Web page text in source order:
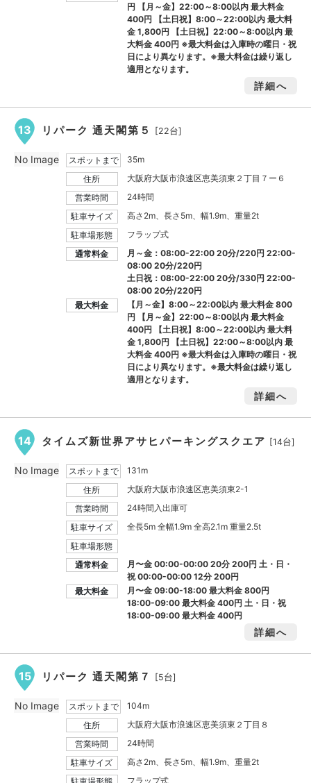
円
【月～金】22:00～8:00以内 最大料金
400円
【土日祝】8:00～22:00以内 最大料
金1,800円
【土日祝】22:00～8:00以内 最
大料金400円 ※最大料金は入庫時の曜日・祝
日により異なります。※最大料金は繰り返し
適用となります。
詳細へ
13 リパーク 通天閣第５ [22台]
スポットまで
35m
住所
大阪府大阪市浪速区恵美須東２丁目７ー６
営業時間
24時間
駐車サイズ
高さ2m、長さ5m、幅1.9m、重量2t
駐車場形態
フラップ式
通常料金
月～金：08:00-22:00 20分/220円 22:00-
08:00 20分/220円
土日祝：08:00-22:00 20分/330円 22:00-
08:00 20分/220円
最大料金
【月～金】8:00～22:00以内 最大料金800
円
【月～金】22:00～8:00以内 最大料金
400円
【土日祝】8:00～22:00以内 最大料
金1,800円
【土日祝】22:00～8:00以内 最
大料金400円 ※最大料金は入庫時の曜日・祝
日により異なります。※最大料金は繰り返し
適用となります。
詳細へ
No Image
14 タイムズ新世界アサヒパーキングスクエア [14台]
スポットまで
131m
住所
大阪府大阪市浪速区恵美須東2-1
営業時間
24時間入出庫可
駐車サイズ
全長5m 全幅1.9m 全高2.1m 重量2.5t
駐車場形態
通常料金
月〜金 00:00-00:00 20分 200円 土・日・
祝 00:00-00:00 12分 200円
最大料金
月〜金 09:00-18:00 最大料金800円
18:00-09:00 最大料金400円 土・日・祝
18:00-09:00 最大料金400円
詳細へ
No Image
15 リパーク 通天閣第７ [5台]
スポットまで
104m
住所
大阪府大阪市浪速区恵美須東２丁目８
営業時間
24時間
駐車サイズ
高さ2m、長さ5m、幅1.9m、重量2t
フラップ式
No Image